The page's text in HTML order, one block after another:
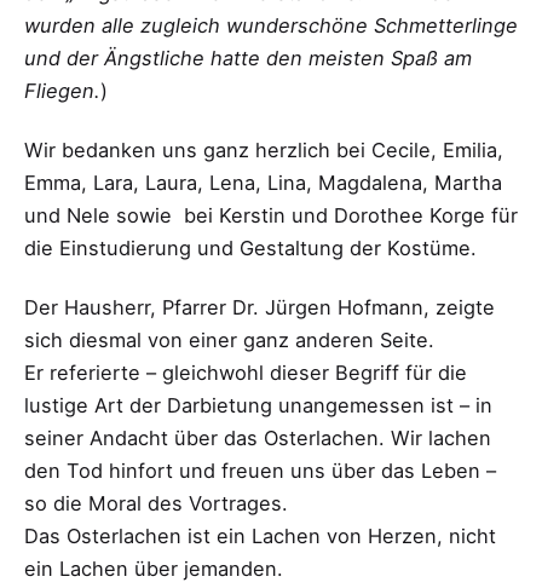
wurden alle zugleich wunderschöne Schmetterlinge
und der Ängstliche hatte den meisten Spaß am
Fliegen.)
Wir bedanken uns ganz herzlich bei Cecile, Emilia,
Emma, Lara, Laura, Lena, Lina, Magdalena, Martha
und Nele sowie bei Kerstin und Dorothee Korge für
die Einstudierung und Gestaltung der Kostüme.
Der Hausherr, Pfarrer Dr. Jürgen Hofmann, zeigte
sich diesmal von einer ganz anderen Seite.
Er referierte – gleichwohl dieser Begriff für die
lustige Art der Darbietung unangemessen ist – in
seiner Andacht über das Osterlachen. Wir lachen
den Tod hinfort und freuen uns über das Leben –
so die Moral des Vortrages.
Das Osterlachen ist ein Lachen von Herzen, nicht
ein Lachen über jemanden.